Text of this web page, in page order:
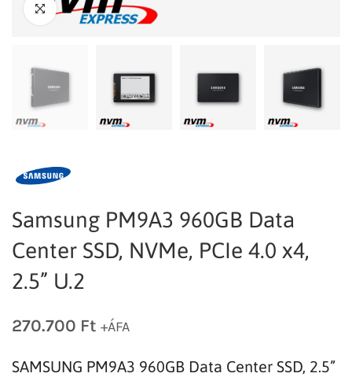
Samsung PM9A3 960GB Data
Center SSD, NVMe, PCIe 4.0 x4,
2.5” U.2
270.700 Ft +ÁFA
SAMSUNG PM9A3 960GB Data Center SSD, 2.5”